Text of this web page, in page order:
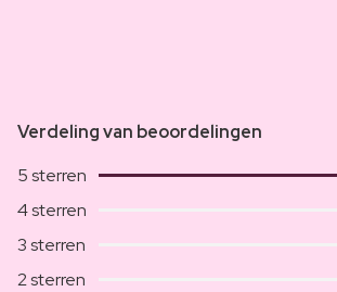
Verdeling van beoordelingen
5 sterren
4 sterren
3 sterren
2 sterren